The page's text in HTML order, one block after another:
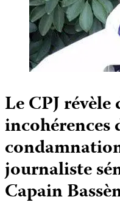
Le CPJ révèle
incohérences
journaliste
Capain